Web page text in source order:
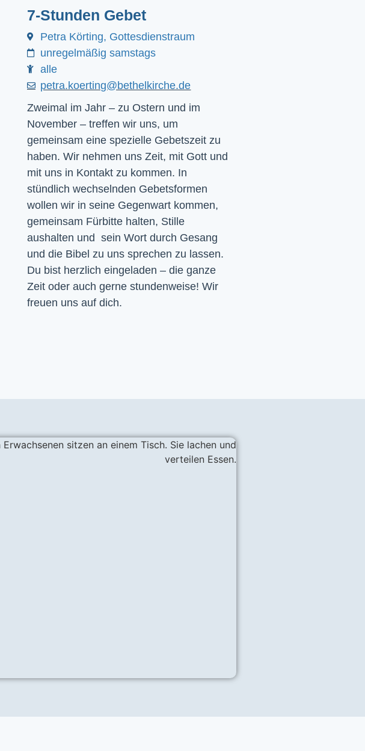
7-Stunden Gebet
Petra Körting, Gottesdienstraum
unregelmäßig samstags
alle
petra.koerting@bethelkirche.de
Zweimal im Jahr – zu Ostern und im
November – treffen wir uns, um
gemeinsam eine spezielle Gebetszeit zu
haben. Wir nehmen uns Zeit, mit Gott und
mit uns in Kontakt zu kommen. In
stündlich wechselnden Gebetsformen
wollen wir in seine Gegenwart kommen,
gemeinsam Fürbitte halten, Stille
aushalten und sein Wort durch Gesang
und die Bibel zu uns sprechen zu lassen.
Du bist herzlich eingeladen – die ganze
Zeit oder auch gerne stundenweise! Wir
freuen uns auf dich.